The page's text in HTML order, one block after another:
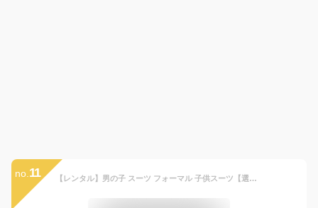
no. 11 【レンタル】男の子 スーツ フォーマル 子供スーツ【選べる半袖長袖シャツ】【靴セット】おとこのこ 男子フォーマルシャツパンツ サスペンダー付き dwby009【110 120 130 夏 夏 男子 男の子 ネクタイ 結婚式 写真撮影 発表会 入園 入学 ピアノ】【B07】送料無料